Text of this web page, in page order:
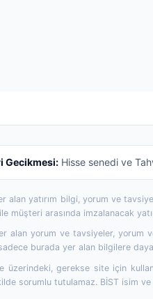
Gecikmesi:Hisse senedi ve
alan yatırım bilgi, yorum ve
müşteri arasında imzalanacak
alan yorum ve tavsiyeler, yorum
burada yer alan bilgilere
üzerindeki, gerekse site için
sorumlu tutulamaz. BİST isim